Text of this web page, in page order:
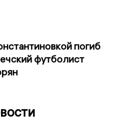
погиб
футболист